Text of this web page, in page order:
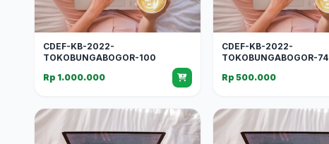
CDEF-KB-2022-
TOKOBUNGABOGOR-100
Rp 1.000.000
CDEF-KB-2022-
TOKOBUNGABOGOR-74
Rp 500.000